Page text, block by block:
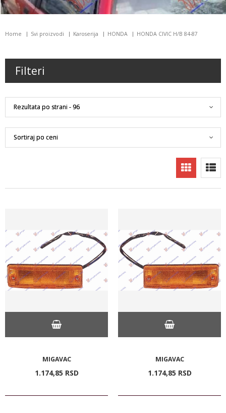
Home Svi proizvodi Karoserija HONDA HONDA CIVIC H/B 84-87
Filteri
MIGAVAC
1.174,85 RSD
MIGAVAC
1.174,85 RSD